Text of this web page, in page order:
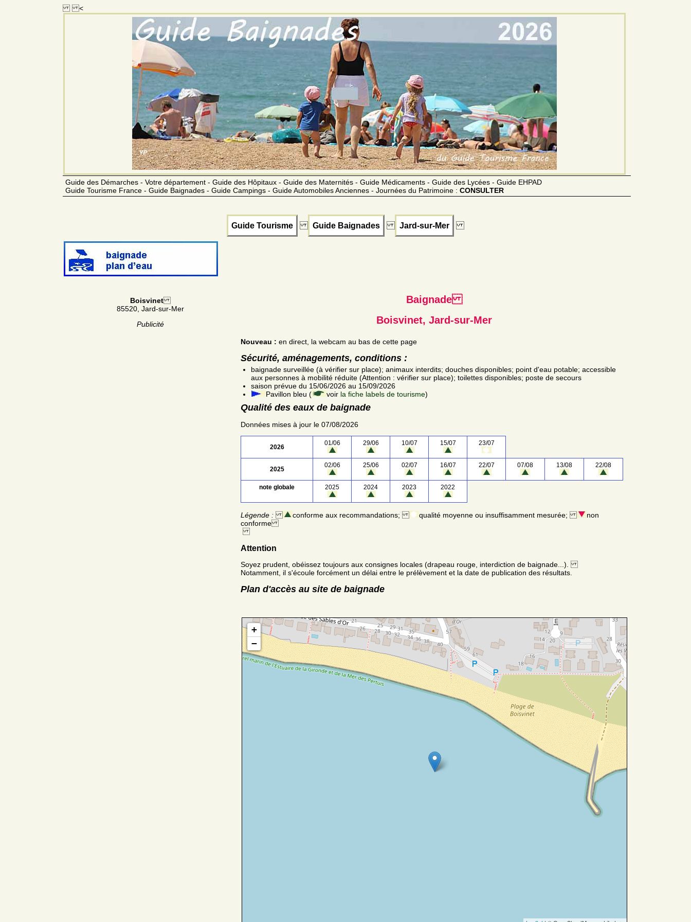
<
Guide des Démarches - Votre département - Guide des Hôpitaux - Guide des Maternités - Guide Médicaments - Guide des Lycées - Guide EHPAD
Guide Tourisme France - Guide Baignades - Guide Campings - Guide Automobiles Anciennes - Journées du Patrimoine : CONSULTER
Guide Tourisme Guide Baignades Jard-sur-Mer
Boisvinet
85520, Jard-sur-Mer
Publicité
Baignade
Boisvinet, Jard-sur-Mer
Nouveau : en direct, la webcam au bas de cette page
Sécurité, aménagements, conditions :
baignade surveillée (à vérifier sur place); animaux interdits; douches disponibles; point d'eau potable; accessible
aux personnes à mobilité réduite (Attention : vérifier sur place); toilettes disponibles; poste de secours
saison prévue du 15/06/2026 au 15/09/2026
Pavillon bleu (
voir la fiche labels de tourisme)
Qualité des eaux de baignade
Données mises à jour le 07/08/2026
2026
01/06 29/06 10/07 15/07 23/07
2025
02/06 25/06 02/07 16/07 22/07 07/08 13/08 22/08
note globale 2025 2024 2023 2022
Légende : conforme aux recommandations; qualité moyenne ou insuffisamment mesurée;
non
conforme
Attention
Soyez prudent, obéissez toujours aux consignes locales (drapeau rouge, interdiction de baignade...).
Notamment, il s'écoule forcément un délai entre le prélèvement et la date de publication des résultats.
Plan d'accès au site de baignade
+
−